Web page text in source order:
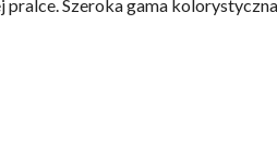
pralce. Szeroka gama